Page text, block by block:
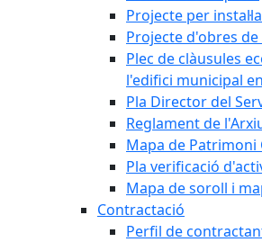
Projecte per
Projecte d'obres
Plec de clàusules
l'edifici municipal
Pla Director del
Reglament de
Mapa de Patrimoni
Pla verificació
Mapa de soroll i
Contractació
Perfil de